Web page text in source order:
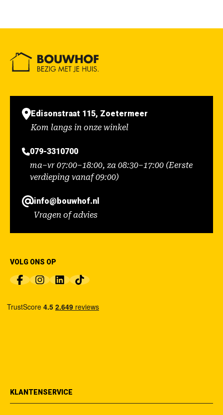
Edisonstraat 115, Zoetermeer
Kom langs in onze winkel
079-3310700
ma–vr 07:00–18:00, za 08:30–17:00 (Eerste
verdieping vanaf 09:00)
info@bouwhof.nl
Vragen of advies
VOLG ONS OP
KLANTENSERVICE